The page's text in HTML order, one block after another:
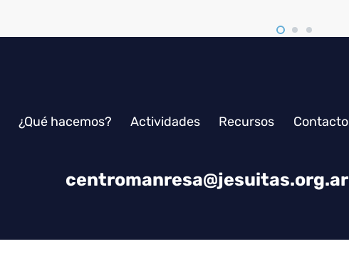
¿Qué hacemos? Actividades Recursos Contacto
centromanresa@jesuitas.org.ar